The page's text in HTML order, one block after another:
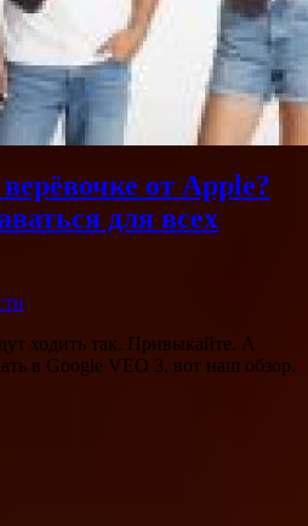
от Apple?
для всех
ходить так. Привыкайте. А
в Google VEO 3, вот наш обзор.